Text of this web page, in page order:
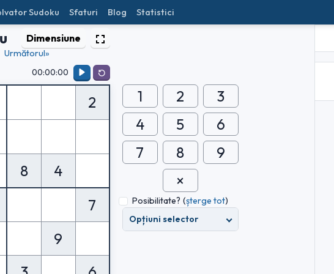
Sudoku Sfaturi Blog Statistici
Dimensiune
Următorul»
00:00:00
2
8
4
7
9
1 2
3
4
5
6
7
8 9
Posibilitate? (șterge tot)
Opțiuni selector